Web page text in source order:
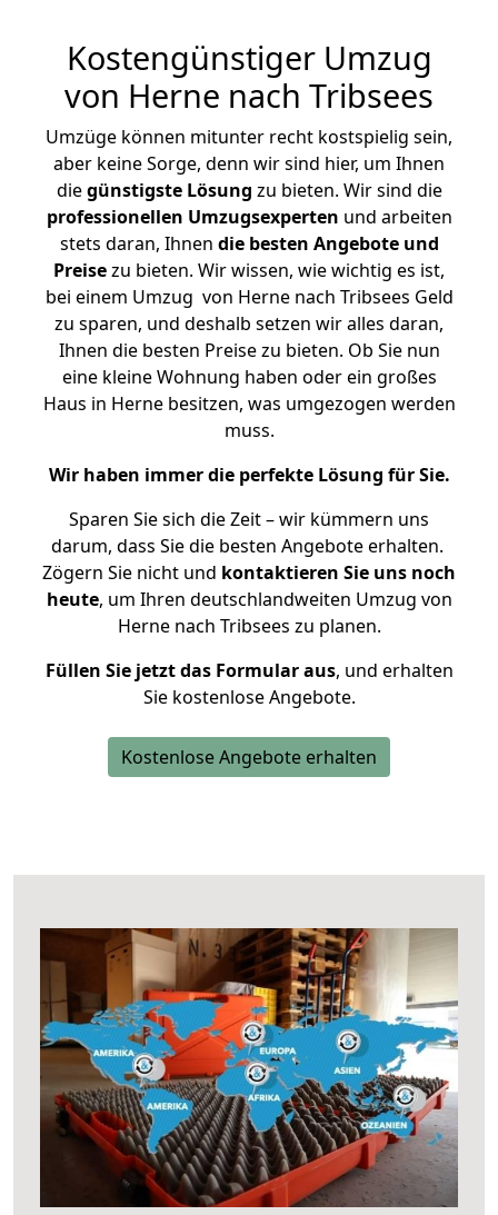
Kostengünstiger Umzug
von Herne nach Tribsees
Umzüge können mitunter recht kostspielig sein,
aber keine Sorge, denn wir sind hier, um Ihnen
diegünstigste Lösung zu bieten. Wir sind die
professionellen Umzugsexperten und arbeiten
stets daran, Ihnen die besten Angebote und
Preisezu bieten. Wir wissen, wie wichtig es ist,
bei einem Umzug von Herne nach Tribsees Geld
zu sparen, und deshalb setzen wir alles daran,
Ihnen die besten Preise zu bieten. Ob Sie nun
eine kleine Wohnung haben oder ein großes
Haus in Herne besitzen, was umgezogen werden
muss.
Wir haben immer die perfekte Lösung für Sie.
Sparen Sie sich die Zeit – wir kümmern uns
darum, dass Sie die besten Angebote erhalten.
Zögern Sie nicht und kontaktieren Sie uns noch
heute, um Ihren deutschlandweiten Umzug von
Herne nach Tribsees zu planen.
Füllen Sie jetzt das Formular aus, und erhalten
Sie kostenlose Angebote.
Kostenlose Angebote erhalten